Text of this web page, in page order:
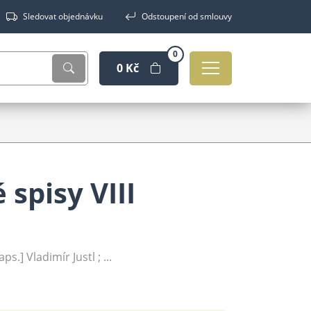
Sledovat objednávku Odstoupení od smlouvy
0 Kč
0
VIII
Vladimír Justl ; ...